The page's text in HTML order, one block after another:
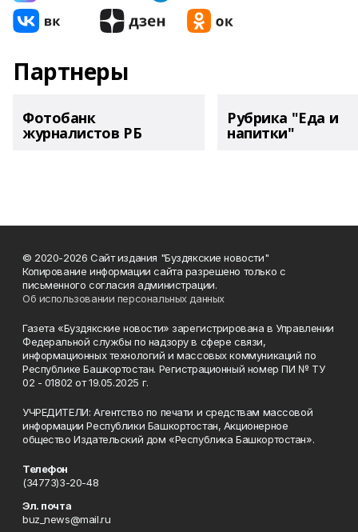
Партнеры
Фотобанк
журналистов РБ
Рубрика "Еда и
напитки"
© 2020-2026 Сайт издания "Буздякские новости"
Копирование информации сайта разрешено только с
письменного согласия администрации.
Об использовании персональных данных
Газета «Буздякские новости» зарегистрирована в Управлении
Федеральной службы по надзору в сфере связи,
информационных технологий и массовых коммуникаций по
Республике Башкортостан. Регистрационный номер ПИ № ТУ
02 - 01802 от 19.05.2025 г.
УЧРЕДИТЕЛИ: Агентство по печати и средствам массовой
информации Республики Башкортостан, Акционерное
общество Издательский дом «Республика Башкортостан».
Телефон
(34773)3-20-48
Эл. почта
buz_news@mail.ru